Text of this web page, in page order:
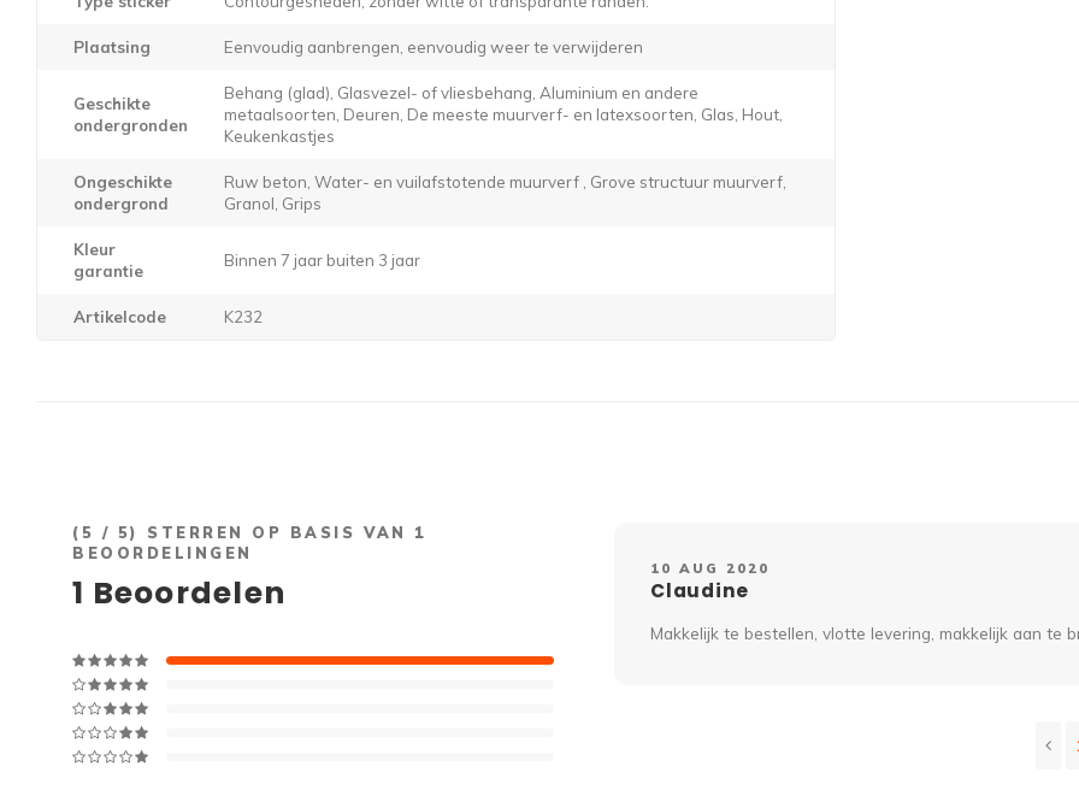
Plaatsing Eenvoudig aanbrengen, eenvoudig weer te verwijderen
Geschikte
ondergronden
Behang (glad), Glasvezel- of vliesbehang, Aluminium en andere
metaalsoorten, Deuren, De meeste muurverf- en latexsoorten, Glas, Hout,
Keukenkastjes
Ongeschikte
ondergrond
Ruw beton, Water- en vuilafstotende muurverf , Grove structuur muurverf,
Granol, Grips
Kleur
garantie
Binnen 7 jaar buiten 3 jaar
Artikelcode K232
( 5 / 5) STERREN OP BASIS VAN 1
BEOORDELINGEN
1 Beoordelen
10 AUG 2020
Claudine
Makkelijk te bestellen, vlotte levering, makkelijk aan te